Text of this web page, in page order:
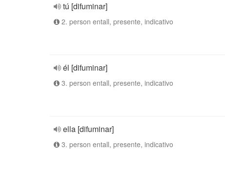
tú [difuminar]
2. person entall, presente, indicativo
él [difuminar]
3. person entall, presente, indicativo
ella [difuminar]
3. person entall, presente, indicativo